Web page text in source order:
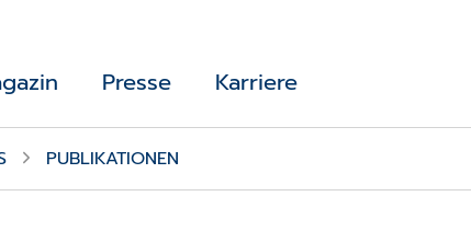
Presse Karriere
PUBLIKATIONEN